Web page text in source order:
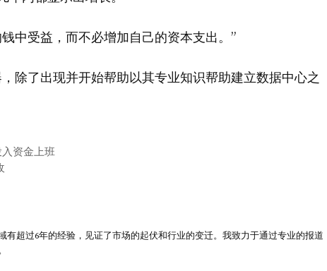
中受益，而不必增加自己的资本支出。”
除了出现并开始帮助以其专业知识帮助建立数据中心之
资金上班
有超过6年的经验，见证了市场的起伏和行业的变迁。我致力于通过专业的报道